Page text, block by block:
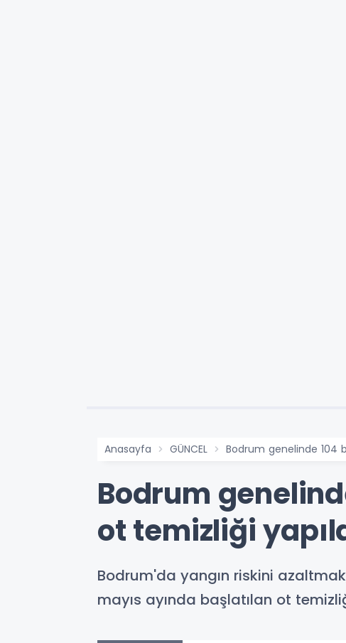
Anasayfa GÜNCEL Bodrum genelinde 104
Bodrum
ot temizliği
Bodrum'da yangın riskini
mayıs ayında başlatılan ot